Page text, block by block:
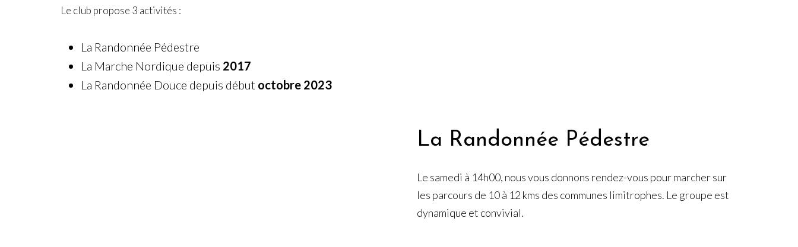
Le club propose 3 activités :
La Randonnée Pédestre
La Marche Nordique depuis 2017
La Randonnée Douce depuis début octobre 2023
La Randonnée Pédestre
Le samedi à 14h00, nous vous donnons rendez-vous pour marcher sur
les parcours de 10 à 12 kms des communes limitrophes. Le groupe est
dynamique et convivial.